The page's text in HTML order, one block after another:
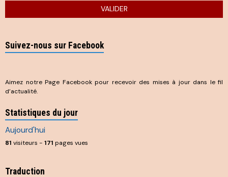
VALIDER
Suivez-nous sur Facebook
Aimez notre Page Facebook pour recevoir des mises à jour dans le fil
d’actualité.
Statistiques du jour
Aujourd'hui
81 visiteurs - 171 pages vues
Traduction